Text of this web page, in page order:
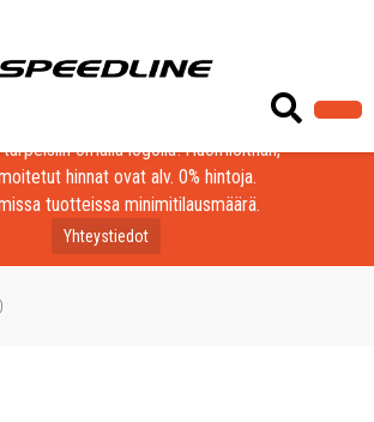
tuotteet yrityksesi, seurasi tai
omalla logolla! Huomioithan,
hinnat ovat alv. 0% hintoja.
tuotteissa minimitilausmäärä.
Yhteystiedot